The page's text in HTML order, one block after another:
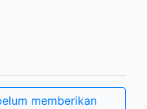
memberikan